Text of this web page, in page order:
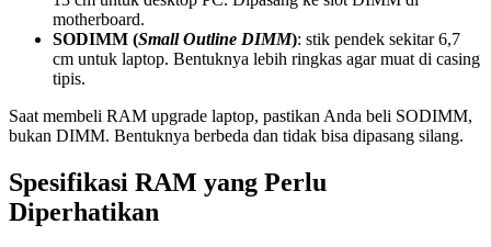
motherboard.
SODIMM (Small Outline DIMM): stik pendek sekitar 6,7
cm untuk laptop. Bentuknya lebih ringkas agar muat di casing
tipis.
Saat membeli RAM upgrade laptop, pastikan Anda beli SODIMM,
bukan DIMM. Bentuknya berbeda dan tidak bisa dipasang silang.
Spesifikasi RAM yang Perlu
Diperhatikan